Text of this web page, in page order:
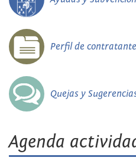
Perfil de contratante
Quejas y
Agenda